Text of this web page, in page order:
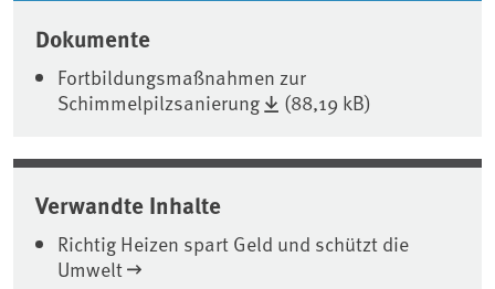
Dokumente
Fortbildungsmaßnahmen zur
Schimmelpilzsanierung
(88,19 kB)
Verwandte Inhalte
Richtig Heizen spart Geld und schützt die
Umwelt